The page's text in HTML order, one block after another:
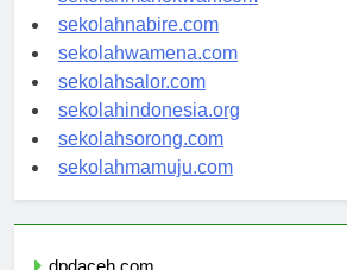
sekolahmanokwari.com
sekolahnabire.com
sekolahwamena.com
sekolahsalor.com
sekolahindonesia.org
sekolahsorong.com